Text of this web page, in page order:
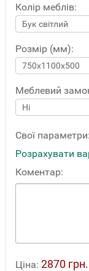
Колір меблів:
Розмір (мм):
Меблевий
Свої параметри:
Розрахувати
Коментар:
Ціна: 2870 грн.